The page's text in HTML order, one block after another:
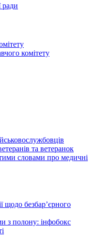
ради
комітету
та ветеранок
словами про медичні
щодо безбар’єрного
з полону: інфобокс